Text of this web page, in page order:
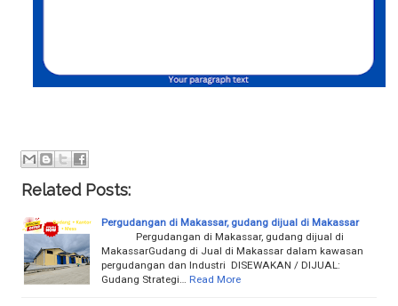
Related Posts:
Pergudangan di Makassar, gudang dijual di Makassar
Pergudangan di Makassar, gudang dijual di
MakassarGudang di Jual di Makassar dalam kawasan
pergudangan dan Industri DISEWAKAN / DIJUAL:
Gudang Strategi…
Read More